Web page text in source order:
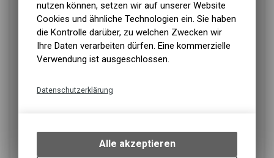
nutzen können, setzen wir auf unserer Website
Cookies und ähnliche Technologien ein. Sie haben
die Kontrolle darüber, zu welchen Zwecken wir
Ihre Daten verarbeiten dürfen. Eine kommerzielle
Verwendung ist ausgeschlossen.
Datenschutzerklärung
bestimmte Interaktionen und
Einstellungen auf Ihrem Gerät,
Alle akzeptieren